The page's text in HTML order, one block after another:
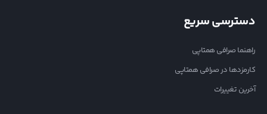
دسترسی سریع
راهنما صرافی همتاپی
کارمزدها در صرافی همتاپی
آخرین تغییرات